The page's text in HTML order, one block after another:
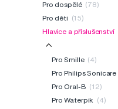
Pro dospělé (78)
Pro děti
(15)
Hlavice a příslušenství
Pro Smille (4)
Pro Philips Sonicare
Pro Oral-B (12)
Pro Waterpik (4)